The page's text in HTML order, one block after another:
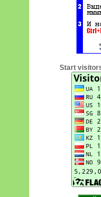
Start